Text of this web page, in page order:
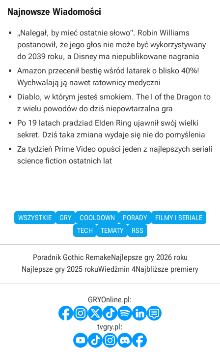
Najnowsze Wiadomości
„Nalegał, by mieć ostatnie słowo”. Robin Williams
postanowił, że jego głos nie może być wykorzystywany
do 2039 roku, a Disney ma niepublikowane nagrania
Amazon przecenił bestię wśród latarek o blisko 40%!
Wychwalają ją nawet ratownicy medyczni
Diablo, w którym jesteś smokiem. The I of the Dragon to
z wielu powodów do dziś niepowtarzalna gra
Po 19 latach pradziad Elden Ring ujawnił swój wielki
sekret. Dziś taka zmiana wydaje się nie do pomyślenia
Za tydzień Prime Video opuści jeden z najlepszych seriali
science fiction ostatnich lat
WSZYSTKIE GRY COOLDOWN PORADY
FILMY I SERIALE
TECH
TEMATY RSS
Poradnik Gothic RemakeNajlepsze gry 2026 roku
Najlepsze gry 2025 rokuWiedźmin 4Najbliższe premiery
GRYOnline.pl:
tvgry.pl: